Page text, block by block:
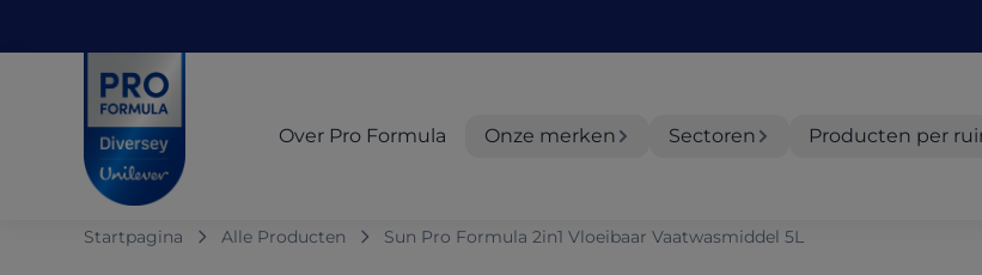
Over Pro Formula Onze merken Sectoren Producten per
Startpagina Alle Producten Sun Pro Formula 2in1 Vloeibaar Vaatwasmiddel 5L